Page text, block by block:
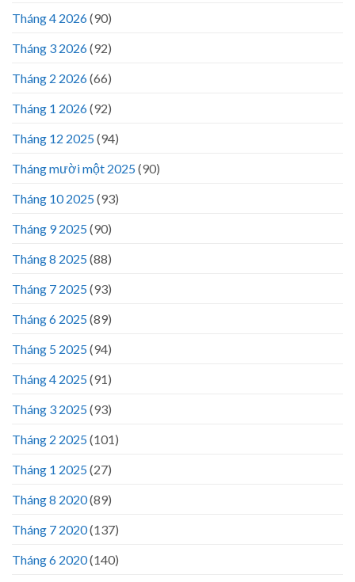
Tháng 4 2026(90)
Tháng 3 2026(92)
Tháng 2 2026(66)
Tháng 1 2026(92)
Tháng 12 2025(94)
Tháng mười một 2025(90)
Tháng 10 2025(93)
Tháng 9 2025(90)
Tháng 8 2025(88)
Tháng 7 2025(93)
Tháng 6 2025(89)
Tháng 5 2025(94)
Tháng 4 2025(91)
Tháng 3 2025(93)
Tháng 2 2025(101)
Tháng 1 2025(27)
Tháng 8 2020(89)
Tháng 7 2020(137)
Tháng 6 2020(140)